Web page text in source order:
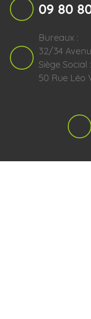
09 80
Bureaux :
32/34
Siège Social :
50 Rue Léo